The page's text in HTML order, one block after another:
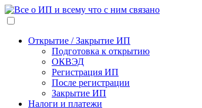
Открытие / Закрытие ИП
Подготовка к открытию
ОКВЭД
Регистрация ИП
После регистрации
Закрытие ИП
Налоги и платежи